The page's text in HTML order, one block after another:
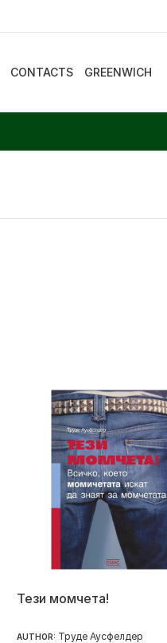
CONTACTS GREENWICH
Тези момчета!
AUTHOR: Труде Аусфелдер